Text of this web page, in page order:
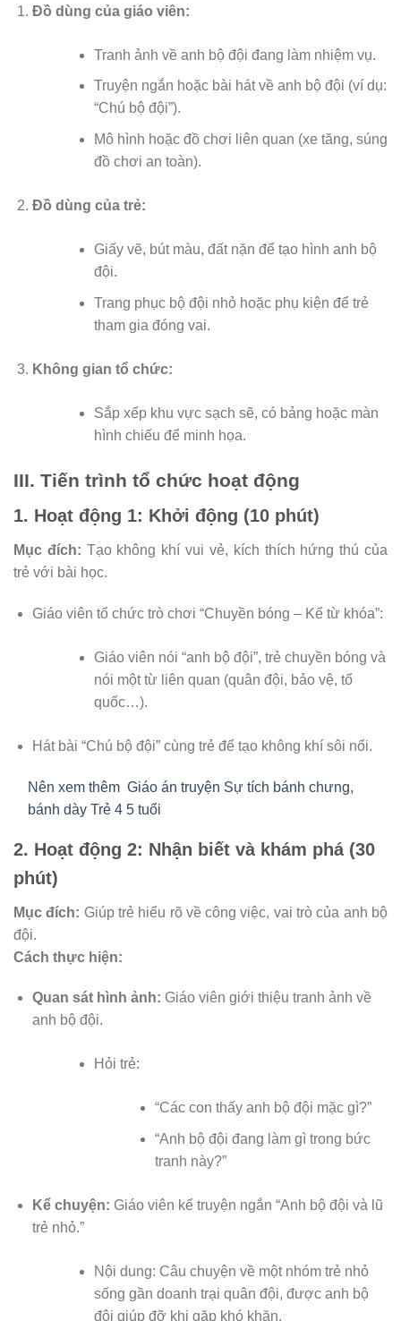
Đồ dùng của giáo viên:
Tranh ảnh về anh bộ đội đang làm nhiệm vụ.
Truyện ngắn hoặc bài hát về anh bộ đội (ví dụ:
“Chú bộ đội”).
Mô hình hoặc đồ chơi liên quan (xe tăng, súng
đồ chơi an toàn).
Đồ dùng của trẻ:
Giấy vẽ, bút màu, đất nặn để tạo hình anh bộ
đội.
Trang phục bộ đội nhỏ hoặc phụ kiện để trẻ
tham gia đóng vai.
Không gian tổ chức:
Sắp xếp khu vực sạch sẽ, có bảng hoặc màn
hình chiếu để minh họa.
III. Tiến trình tổ chức hoạt động
1. Hoạt động 1: Khởi động (10 phút)
Mục đích: Tạo không khí vui vẻ, kích thích hứng thú của
trẻ với bài học.
Giáo viên tổ chức trò chơi “Chuyền bóng – Kể từ khóa”:
Giáo viên nói “anh bộ đội”, trẻ chuyền bóng và
nói một từ liên quan (quân đội, bảo vệ, tổ
quốc…).
Hát bài “Chú bộ đội” cùng trẻ để tạo không khí sôi nổi.
Nên xem thêm Giáo án truyện Sự tích bánh chưng,
bánh dày Trẻ 4 5 tuổi
2. Hoạt động 2: Nhận biết và khám phá (30
phút)
Mục đích: Giúp trẻ hiểu rõ về công việc, vai trò của anh bộ
đội.
Cách thực hiện:
Quan sát hình ảnh: Giáo viên giới thiệu tranh ảnh về
anh bộ đội.
Hỏi trẻ:
“Các con thấy anh bộ đội mặc gì?”
“Anh bộ đội đang làm gì trong bức
tranh này?”
Kể chuyện: Giáo viên kể truyện ngắn “Anh bộ đội và lũ
trẻ nhỏ.”
Nội dung: Câu chuyện về một nhóm trẻ nhỏ
sống gần doanh trại quân đội, được anh bộ
đội giúp đỡ khi gặp khó khăn.